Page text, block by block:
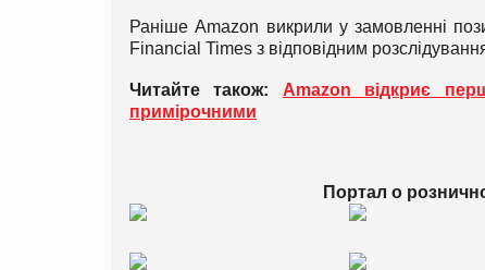
Раніше Amazon викрили у замовленні
Financial Times з відповідним
Читайте також: Amazon відкриє
примірочними
Портал о